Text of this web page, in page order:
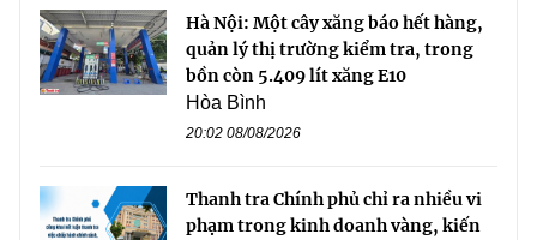
Hà Nội: Một cây xăng báo hết hàng,
quản lý thị trường kiểm tra, trong
bồn còn 5.409 lít xăng E10
Hòa Bình
20:02 08/08/2026
Thanh tra Chính phủ chỉ ra nhiều vi
phạm trong kinh doanh vàng, kiến